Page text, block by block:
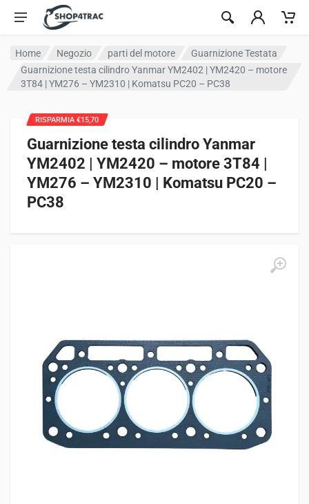
Vai al contenuto
Home Negozio parti del motore
Guarnizione Testata
Guarnizione testa cilindro Yanmar YM2402 | YM2420 – motore
3T84 | YM276 – YM2310 | Komatsu PC20 – PC38
Guarnizione testa cilindro Yanmar
YM2402 | YM2420 – motore 3T84 |
YM276 – YM2310 | Komatsu PC20 –
PC38
RISPARMIA €15,70